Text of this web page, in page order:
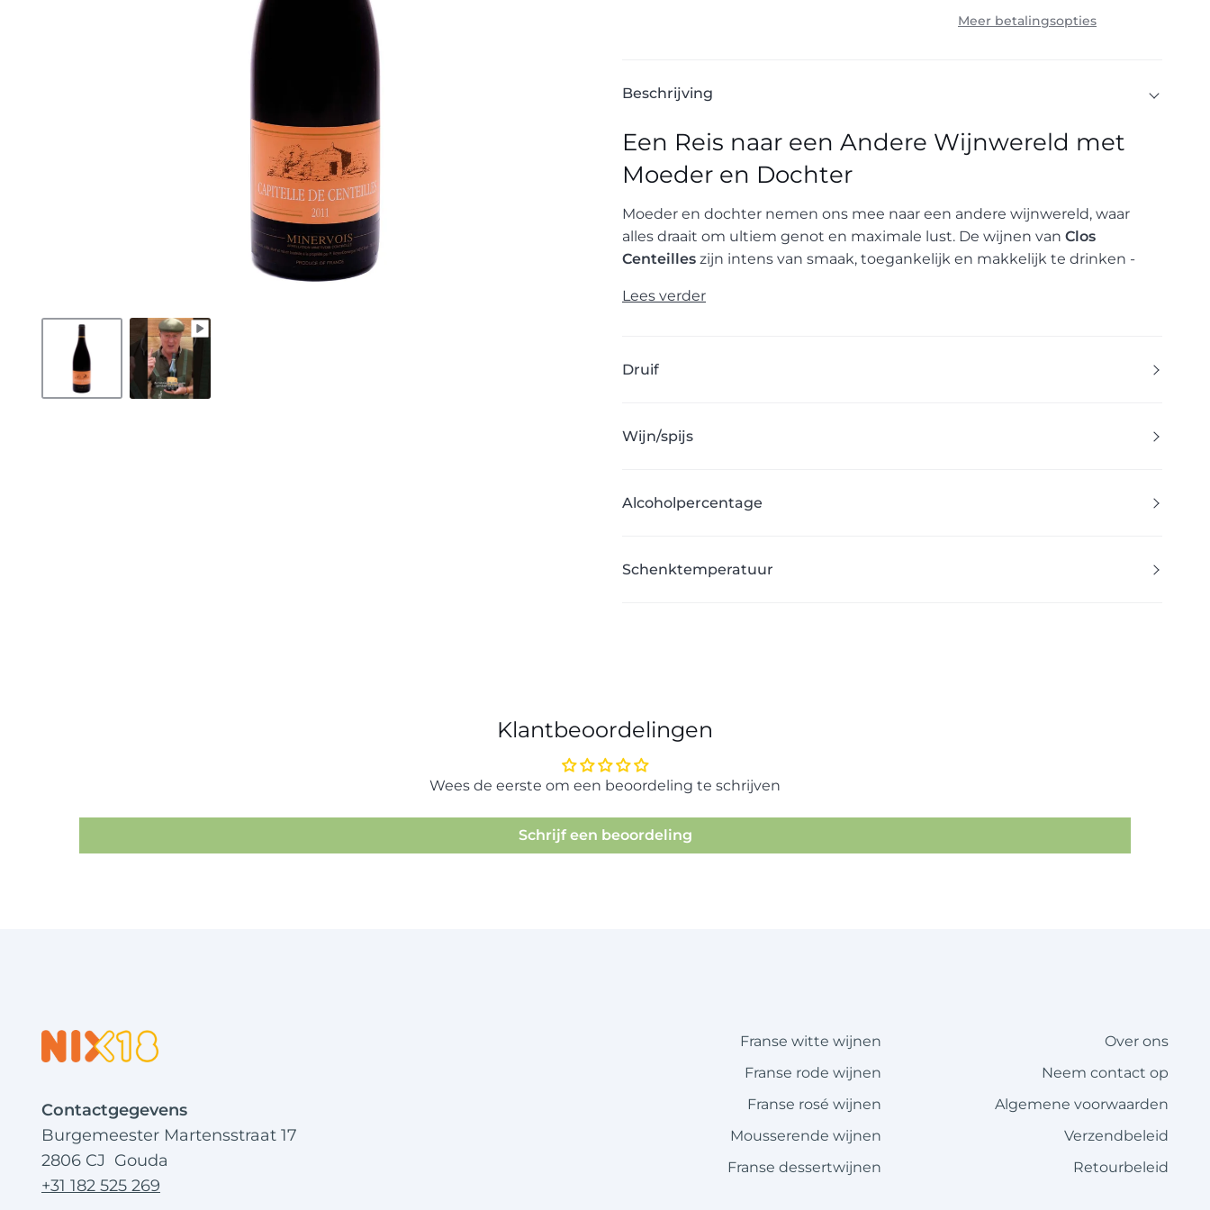
Meer betalingsopties
Beschrijving
Een Reis naar een Andere Wijnwereld met
Moeder en Dochter
Moeder en dochter nemen ons mee naar een andere wijnwereld, waar
alles draait om ultiem genot en maximale lust. De wijnen van Clos
Centeilles zijn intens van smaak, toegankelijk en makkelijk te drinken -
Lees verder
Druif
Wijn/spijs
Alcoholpercentage
Schenktemperatuur
Klantbeoordelingen
Wees de eerste om een beoordeling te schrijven
Schrijf een beoordeling
Contactgegevens
Burgemeester Martensstraat 17
2806 CJ Gouda
+31 182 525 269
Franse witte wijnen
Franse rode wijnen
Franse rosé wijnen
Mousserende wijnen
Franse dessertwijnen
Over ons
Neem contact op
Algemene voorwaarden
Verzendbeleid
Retourbeleid